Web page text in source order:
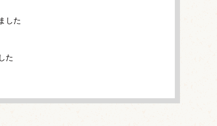
した
た